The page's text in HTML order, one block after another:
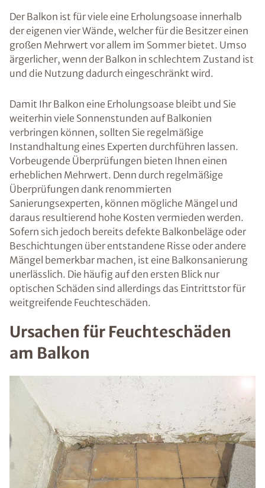
Der Balkon ist für viele eine Erholungsoase innerhalb
der eigenen vier Wände, welcher für die Besitzer einen
großen Mehrwert vor allem im Sommer bietet. Umso
ärgerlicher, wenn der Balkon in schlechtem Zustand ist
und die Nutzung dadurch eingeschränkt wird.
Damit Ihr Balkon eine Erholungsoase bleibt und Sie
weiterhin viele Sonnenstunden auf Balkonien
verbringen können, sollten Sie regelmäßige
Instandhaltung eines Experten durchführen lassen.
Vorbeugende Überprüfungen bieten Ihnen einen
erheblichen Mehrwert. Denn durch regelmäßige
Überprüfungen dank renommierten
Sanierungsexperten, können mögliche Mängel und
daraus resultierend hohe Kosten vermieden werden.
Sofern sich jedoch bereits defekte Balkonbeläge oder
Beschichtungen über entstandene Risse oder andere
Mängel bemerkbar machen, ist eine Balkonsanierung
unerlässlich. Die häufig auf den ersten Blick nur
optischen Schäden sind allerdings das Eintrittstor für
weitgreifende Feuchteschäden.
Ursachen für Feuchteschäden
am Balkon